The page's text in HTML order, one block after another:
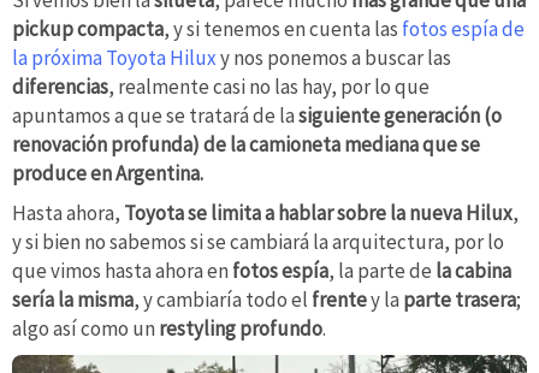
pickup compacta, y si tenemos en cuenta las fotos espía de
la próxima Toyota Hiluxy nos ponemos a buscar las
diferencias, realmente casi no las hay, por lo que
apuntamos a que se tratará de lasiguiente generación (o
renovación profunda) de la camioneta mediana que se
produce en Argentina.
Hasta ahora, Toyota se limita a hablar sobre la nueva Hilux,
y si bien no sabemos si se cambiará la arquitectura, por lo
que vimos hasta ahora en fotosespía, la parte de la cabina
sería la misma, y cambiaría todo el frentey la parte trasera;
algo así como un restyling profundo.